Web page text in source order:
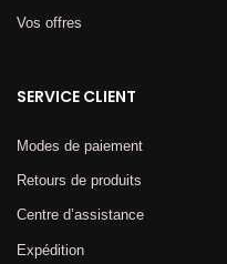
Vos offres
SERVICE CLIENT
Modes de paiement
Retours de produits
Centre d’assistance
Expédition